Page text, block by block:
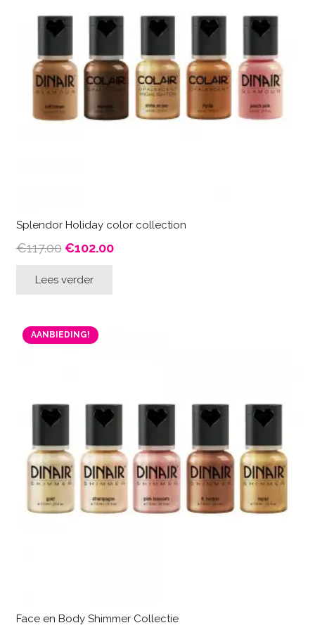
Splendor Holiday color collection
€117.00 Oorspronkelijke
was:
€102.00Huidige
Lees verder
AANBIEDING!
Face en Body Shimmer Collectie